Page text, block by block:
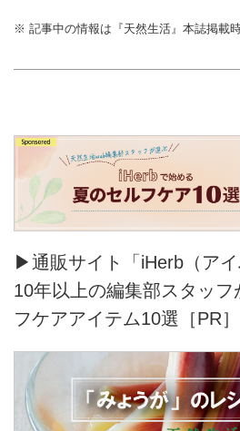
※ 記事中の情報は『天然生活』本誌掲載
▶通販サイト「iHerb（ア
10年以上の編集部スタッ
フケアアイテム10選［PR］